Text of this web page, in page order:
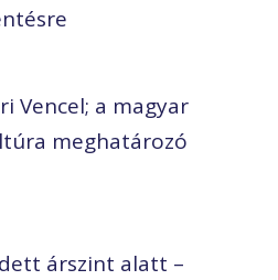
Vencel; a magyar
meghatározó
árszint alatt –